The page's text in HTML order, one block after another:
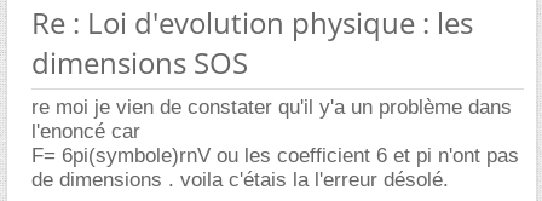
Re : Loi d'evolution physique : les
dimensions SOS
re moi je vien de constater qu'il y'a un problème dans
l'enoncé car
F= 6pi(symbole)rnV ou les coefficient 6 et pi n'ont pas
de dimensions . voila c'étais la l'erreur désolé.